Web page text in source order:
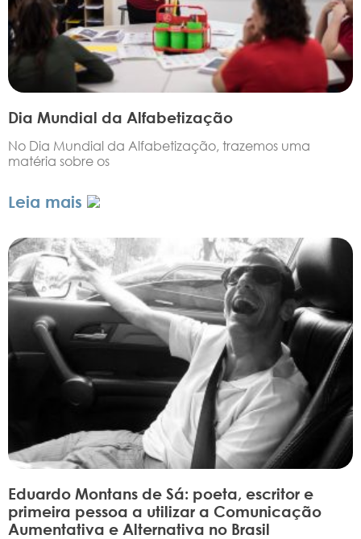
Dia Mundial da Alfabetização
No Dia Mundial da Alfabetização, trazemos uma
matéria sobre os
Leia mais
Eduardo Montans de Sá: poeta, escritor e
primeira pessoa a utilizar a Comunicação
Aumentativa e Alternativa no Brasil